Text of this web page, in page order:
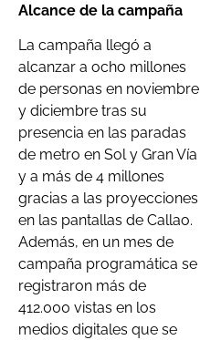
Alcance de la campaña
La campaña llegó a
alcanzar a ocho millones
de personas en noviembre
y diciembre tras su
presencia en las paradas
de metro en Sol y Gran Vía
y a más de 4 millones
gracias a las proyecciones
en las pantallas de Callao.
Además, en un mes de
campaña programática se
registraron más de
412.000 vistas en los
medios digitales que se